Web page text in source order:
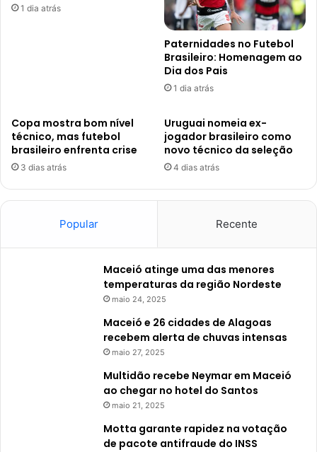
1 dia atrás
Paternidades no Futebol
Brasileiro: Homenagem ao
Dia dos Pais
1 dia atrás
Copa mostra bom nível
técnico, mas futebol
brasileiro enfrenta crise
3 dias atrás
Uruguai nomeia ex-
jogador brasileiro como
novo técnico da seleção
4 dias atrás
Popular Recente
Maceió atinge uma das menores
temperaturas da região Nordeste
maio 24, 2025
Maceió e 26 cidades de Alagoas
recebem alerta de chuvas intensas
maio 27, 2025
Multidão recebe Neymar em Maceió
ao chegar no hotel do Santos
maio 21, 2025
Motta garante rapidez na votação
de pacote antifraude do INSS